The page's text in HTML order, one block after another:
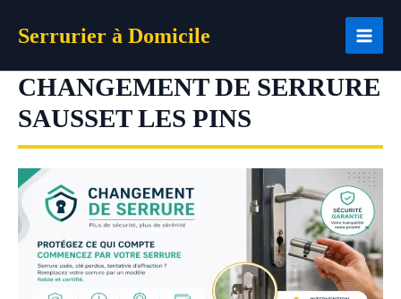
Serrurier à Domicile
CHANGEMENT DE SERRURE
SAUSSET LES PINS